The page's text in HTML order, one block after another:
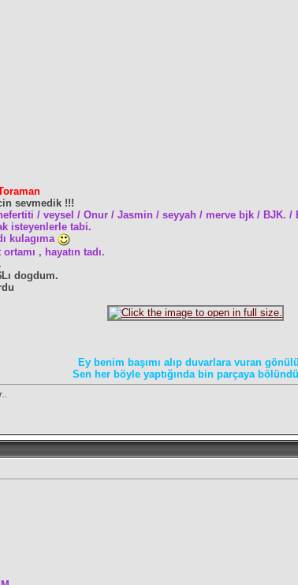
sevmedik !!!
/ veysel / Onur / Jasmin / seyyah / merve bjk / BJK. /
isteyenlerle tabi.
kulagıma
, hayatın tadı.
dogdum.
Ey benim başımı alıp duvarlara vuran
Sen her böyle yaptığında bin parçaya